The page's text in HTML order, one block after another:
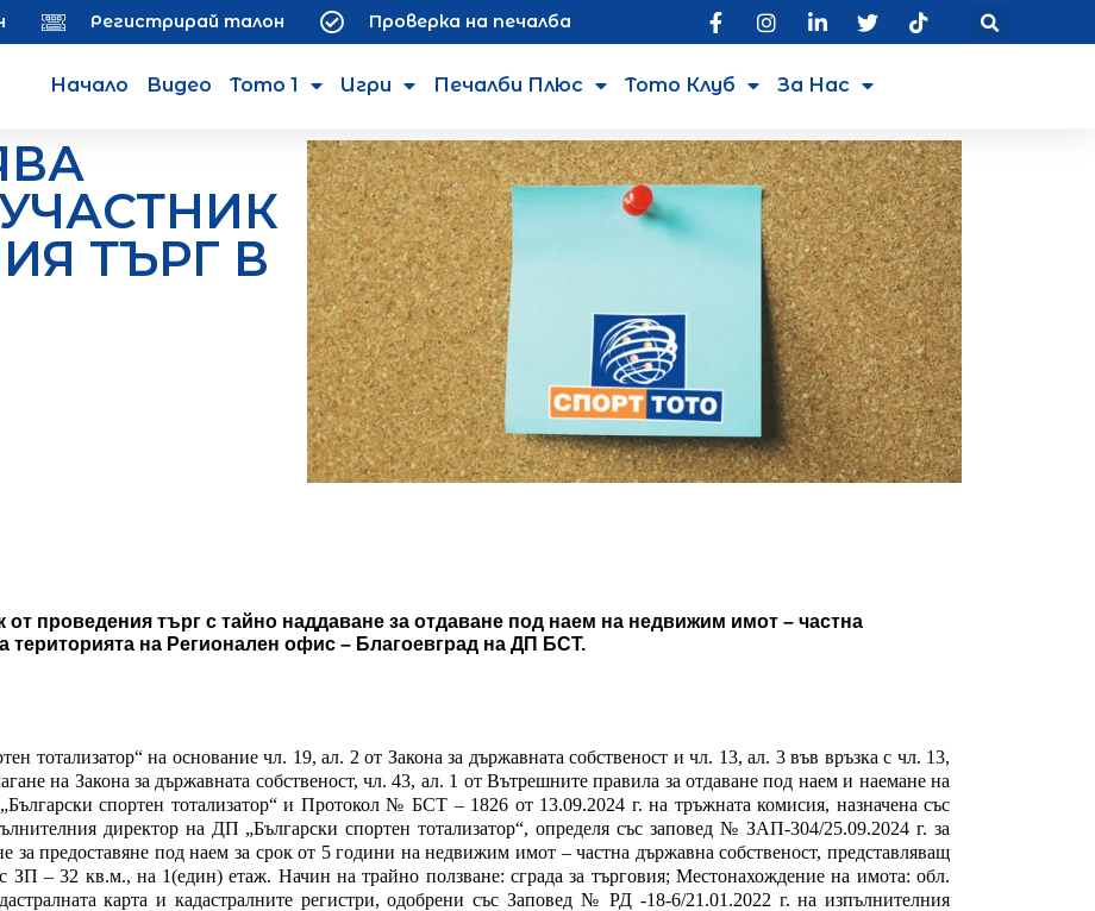
Регистрирай талон Проверка на печалба
Начало Видео Тото 1 Игри Печалби Плюс Тото Клуб За Нас
ТЪРГ В
проведения търг с тайно наддаване за отдаване под наем на недвижим имот – частна
територията на Регионален офис – Благоевград на ДП БСТ.
тотализатор“ на основание чл. 19, ал. 2 от Закона за държавната собственост и чл. 13, ал. 3 във връзка с чл. 13,
на Закона за държавната собственост, чл. 43, ал. 1 от Вътрешните правила за отдаване под наем и наемане на
спортен тотализатор“ и Протокол № БСТ – 1826 от 13.09.2024 г. на тръжната комисия, назначена със
директор на ДП „Български спортен тотализатор“, определя със заповед № ЗАП-304/25.09.2024 г. за
за предоставяне под наем за срок от 5 години нанедвижим имот – частна държавна собственост, представляващ
ЗП – 32 кв.м., на 1(един) етаж. Начин на трайно ползване: сграда за търговия; Местонахождение на имота: обл.
карта и кадастралните регистри, одобрени със Заповед № РД -18-6/21.01.2022 г. на изпълнителния